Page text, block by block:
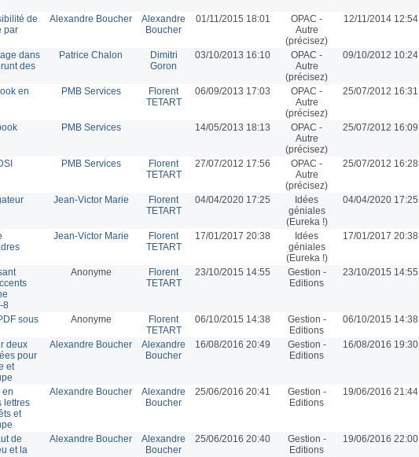
de
par
Alexandre Boucher
Alexandre
Boucher
01/11/2015 18:01
OPAC -
Autre
(précisez)
12/11/2014 12:54
dans
des
Patrice Chalon
Dimitri
Goron
03/10/2013 16:10
OPAC -
Autre
(précisez)
09/10/2012 10:24
en
PMB Services
Florent
TETART
06/09/2013 17:03
OPAC -
Autre
(précisez)
25/07/2012 16:31
PMB Services 14/05/2013 18:13
OPAC -
Autre
(précisez)
25/07/2012 16:09
PMB Services
Florent
TETART
27/07/2012 17:56
OPAC -
Autre
(précisez)
25/07/2012 16:28
Jean-Victor Marie
Florent
TETART
04/04/2020 17:25
Idées
géniales
(Eureka !)
04/04/2020 17:25
Jean-Victor Marie
Florent
TETART
17/01/2017 20:38
Idées
géniales
(Eureka !)
17/01/2017 20:38
8
Anonyme
Florent
TETART
23/10/2015 14:55
Gestion -
Editions
23/10/2015 14:55
sous
Anonyme
Florent
TETART
06/10/2015 14:38
Gestion -
Editions
06/10/2015 14:38
deux
pour
et
Alexandre Boucher
Alexandre
Boucher
16/08/2016 20:49
Gestion -
Editions
16/08/2016 19:30
en
lettres
et
Alexandre Boucher
Alexandre
Boucher
25/06/2016 20:41
Gestion -
Editions
19/06/2016 21:44
de
et la
Alexandre Boucher
Alexandre
Boucher
25/06/2016 20:40
Gestion -
Editions
19/06/2016 22:00